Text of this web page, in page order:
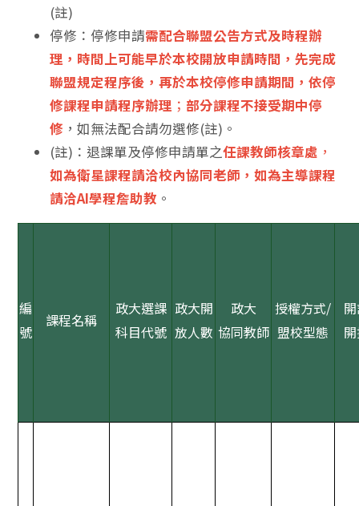
(註)
停修：停修申請需配合聯盟公告方式及時程辦
理，時間上可能早於本校開放申請時間，先完成
聯盟規定程序後，再於本校停修申請期間，依停
修課程申請程序辦理 ； 部分課程不接受期中停
修 ，如無法配合請勿選修(註)。
(註)：退課單及停修申請單之任課教師核章處 ，
如為衛星課程請洽校內協同老師，如為主導課程
請洽AI學程詹助教 。
編
號
課程名稱
政大選課
科目代號
政大開
放人數
政大
協同教師
授權方式/
盟校型態